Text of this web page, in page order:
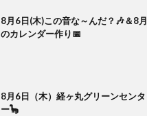
8月6日(木)この音な～んだ？🎶＆8月
のカレンダー作り📅
8月6日（木）経ヶ丸グリーンセンタ
ー🦕